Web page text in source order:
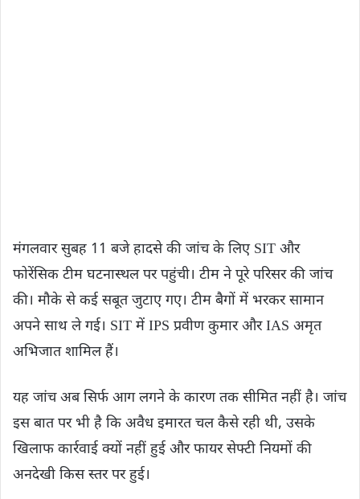
मंगलवार सुबह 11 बजे हादसे की जांच के लिए SIT और
फोरेंसिक टीम घटनास्थल पर पहुंची। टीम ने पूरे परिसर की जांच
की। मौके से कई सबूत जुटाए गए। टीम बैगों में भरकर सामान
अपने साथ ले गई। SIT में IPS प्रवीण कुमार और IAS अमृत
अभिजात शामिल हैं।
यह जांच अब सिर्फ आग लगने के कारण तक सीमित नहीं है। जांच
इस बात पर भी है कि अवैध इमारत चल कैसे रही थी, उसके
खिलाफ कार्रवाई क्यों नहीं हुई और फायर सेफ्टी नियमों की
अनदेखी किस स्तर पर हुई।